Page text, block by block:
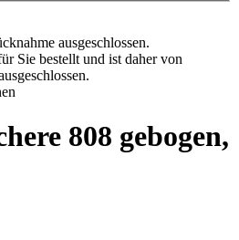
ausgeschlossen.
Sie bestellt und ist daher von
808 gebogen,